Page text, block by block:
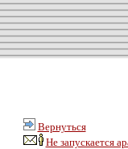
Вернуться
Не запускается